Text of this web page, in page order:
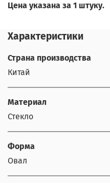
Цена указана за 1 штуку.
Характеристики
Страна производства
Китай
Материал
Стекло
Форма
Овал